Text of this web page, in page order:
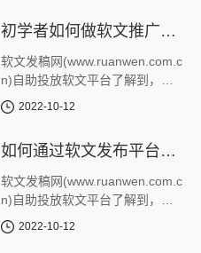
初学者如何做软文推广？从哪里着手写呢？
软文发稿网(www.ruanwen.com.c
n)自助投放软文平台了解到，近
来，有不少客户，经常问初学者
如何做软文推广这种问题。所
到软文营销，要了解什么，从哪
里着手。 ...
2022-10-12
如何通过软文发布平台提高企业关注度？分享3个小技巧给你
软文发稿网(www.ruanwen.com.c
n)自助投放软文平台了解到，在
大量的信息里面怎样让你发布的
信息被大家瞬间发现并浏览关注
2022-10-12